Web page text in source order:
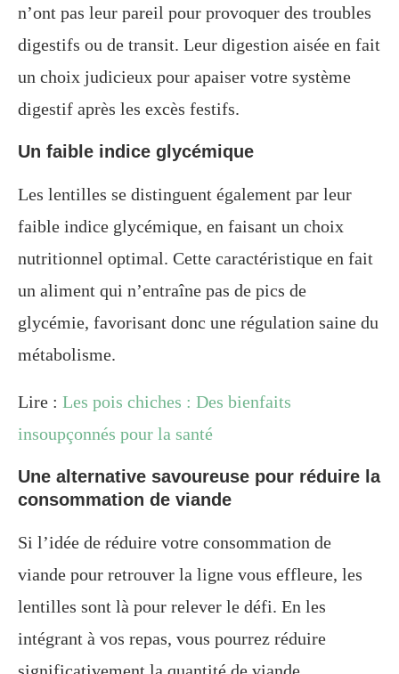
n’ont pas leur pareil pour provoquer des troubles
digestifs ou de transit. Leur digestion aisée en fait
un choix judicieux pour apaiser votre système
digestif après les excès festifs.
Un faible indice glycémique
Les lentilles se distinguent également par leur
faible indice glycémique, en faisant un choix
nutritionnel optimal. Cette caractéristique en fait
un aliment qui n’entraîne pas de pics de
glycémie, favorisant donc une régulation saine du
métabolisme.
Lire : Les pois chiches : Des bienfaits
insoupçonnés pour la santé
Une alternative savoureuse pour réduire la
consommation de viande
Si l’idée de réduire votre consommation de
viande pour retrouver la ligne vous effleure, les
lentilles sont là pour relever le défi. En les
intégrant à vos repas, vous pourrez réduire
significativement la quantité de viande